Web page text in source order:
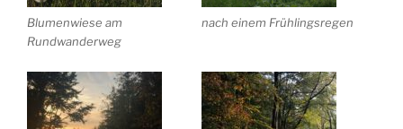
Blumenwiese am
Rundwanderweg
nach einem Frühlingsregen